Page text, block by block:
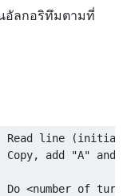
อัลกอริทึมตามที่
line (initial
add "A" and
of